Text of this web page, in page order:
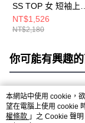
SS TOP 女 短袖上衣
HJ0350072
NT$1,526
NT$2,180
你可能有興趣
熱門標籤
本網站中使用 cookie，
望在電腦上使用 cookie
權條款 」之 Cookie 聲